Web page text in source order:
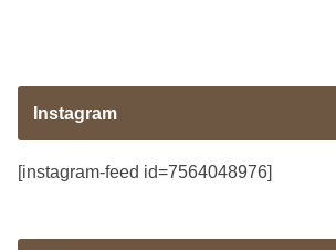
Instagram
[instagram-feed id=7564048976]